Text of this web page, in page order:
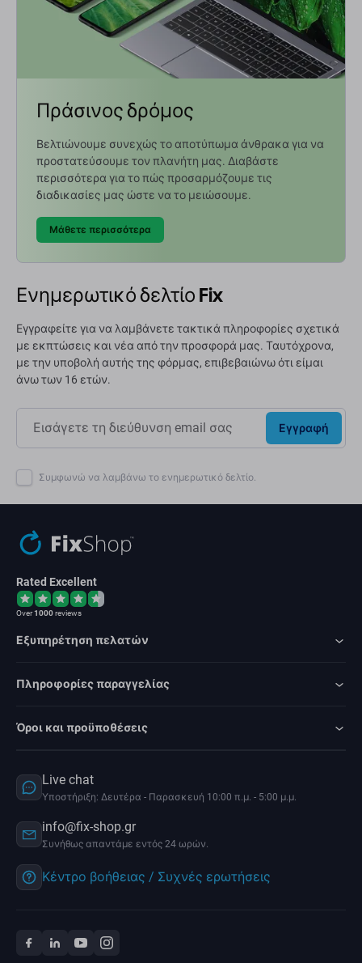
Πράσινος δρόμος
Βελτιώνουμε συνεχώς το αποτύπωμα άνθρακα για να
προστατεύσουμε τον πλανήτη μας. Διαβάστε
περισσότερα για το πώς προσαρμόζουμε τις
διαδικασίες μας ώστε να το μειώσουμε.
Μάθετε περισσότερα
Ενημερωτικό δελτίο Fix
Εγγραφείτε για να λαμβάνετε τακτικά πληροφορίες σχετικά
με εκπτώσεις και νέα από την προσφορά μας. Ταυτόχρονα,
με την υποβολή αυτής της φόρμας, επιβεβαιώνω ότι είμαι
άνω των 16 ετών.
Εγγραφή
Συμφωνώ να λαμβάνω το ενημερωτικό δελτίο.
Rated Excellent
Over1000reviews
Εξυπηρέτηση πελατών
Πληροφορίες παραγγελίας
Όροι και προϋποθέσεις
Live chat
Υποστήριξη: Δευτέρα - Παρασκευή 10:00 π.μ. - 5:00 μ.μ.
info@fix-shop.gr
Συνήθως απαντάμε εντός 24 ωρών.
Κέντρο βοήθειας / Συχνές ερωτήσεις